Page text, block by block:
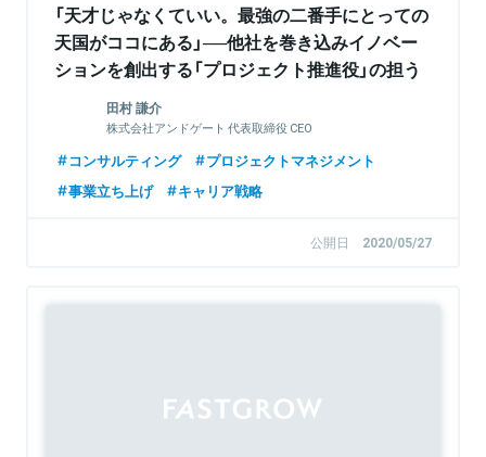
「天才じゃなくていい。最強の二番手にとっての
天国がココにある」──他社を巻き込みイノベー
ションを創出する「プロジェクト推進役」の担う
田村 謙介
株式会社アンドゲート 代表取締役 CEO
コンサルティング
プロジェクトマネジメント
事業立ち上げ
キャリア戦略
公開日 2020/05/27